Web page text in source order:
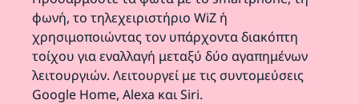
φωνή, το τηλεχειριστήριο WiZ ή
χρησιμοποιώντας τον υπάρχοντα διακόπτη
τοίχου για εναλλαγή μεταξύ δύο αγαπημένων
λειτουργιών. Λειτουργεί με τις συντομεύσεις
Google Home, Alexa και Siri.